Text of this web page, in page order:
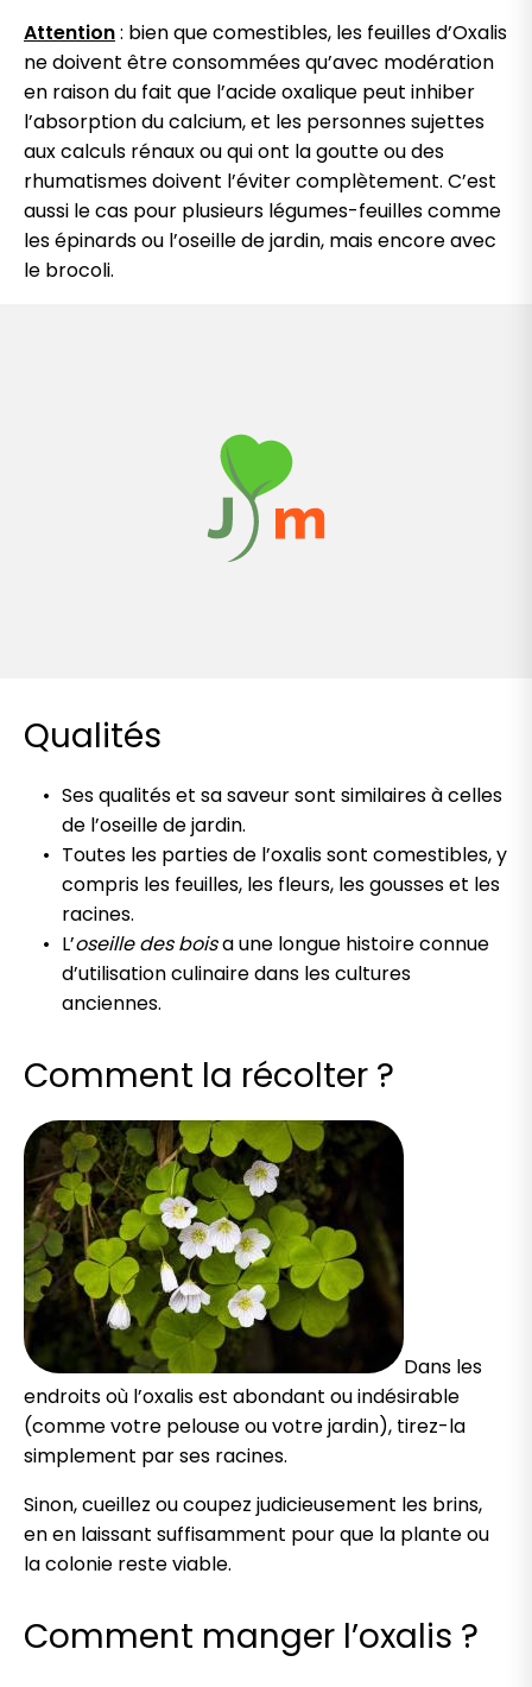
Attention: bien que comestibles, les feuilles d’Oxalis
ne doivent être consommées qu’avec modération
en raison du fait que l’acide oxalique peut inhiber
l’absorption du calcium, et les personnes sujettes
aux calculs rénaux ou qui ont la goutte oudes
rhumatismes doivent l’éviter complètement. C’est
aussi le cas pour plusieurs légumes-feuilles comme
les épinards ou l’oseille de jardin, mais encore avec
le brocoli.
Qualités
Ses qualités et sa saveur sont similaires à celles
de l’oseille de jardin.
Toutes les parties de l’oxalis sont comestibles, y
compris les feuilles, les fleurs, les gousses et les
racines.
L’oseille des boisa une longue histoire connue
d’utilisation culinaire dans les cultures
anciennes.
Comment la récolter ?
Dans les
endroits où l’oxalis est abondant ou indésirable
(comme votre pelouse ou votre jardin), tirez-la
simplement par ses racines.
Sinon, cueillez ou coupez judicieusement les brins,
en en laissant suffisamment pour que la plante ou
la colonie reste viable.
Comment manger l’oxalis ?